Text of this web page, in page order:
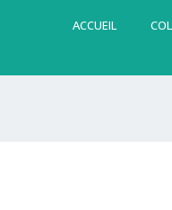
ACCUEIL